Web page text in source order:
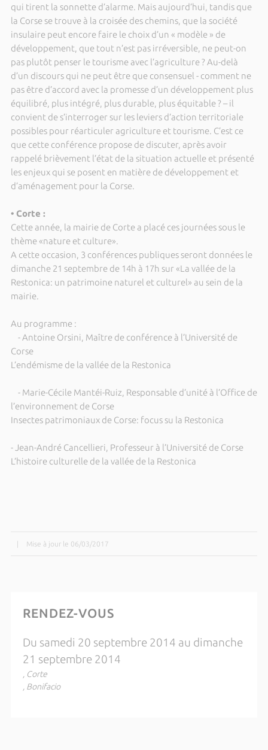
qui tirent la sonnette d’alarme. Mais aujourd’hui, tandis que
la Corse se trouve à la croisée des chemins, que la société
insulaire peut encore faire le choix d’un « modèle » de
développement, que tout n’est pas irréversible, ne peut-on
pas plutôt penser le tourisme avec l’agriculture ? Au-delà
d’un discours qui ne peut être que consensuel - comment ne
pas être d’accord avec la promesse d’un développement plus
équilibré, plus intégré, plus durable, plus équitable ? – il
convient de s’interroger sur les leviers d’action territoriale
possibles pour réarticuler agriculture et tourisme. C’est ce
que cette conférence propose de discuter, après avoir
rappelé brièvement l’état de la situation actuelle et présenté
les enjeux qui se posent en matière de développement et
d’aménagement pour la Corse.
• Corte :
Cette année, la mairie de Corte a placé ces journées sous le
thème «nature et culture».
A cette occasion, 3 conférences publiques seront données le
dimanche 21 septembre de 14h à 17h sur «La vallée de la
Restonica: un patrimoine naturel et culturel» au sein de la
mairie.
Au programme :
- Antoine Orsini, Maître de conférence à l’Université de
Corse
L’endémisme de la vallée de la Restonica
- Marie-Cécile Mantéi-Ruiz, Responsable d’unité à l’Office de
l’environnement de Corse
Insectes patrimoniaux de Corse: focus su la Restonica
- Jean-André Cancellieri, Professeur à l’Université de Corse
L’histoire culturelle de la vallée de la Restonica
Mise à jour le 06/03/2017
RENDEZ-VOUS
Du samedi 20 septembre 2014 au dimanche
21 septembre 2014
, Corte
, Bonifacio